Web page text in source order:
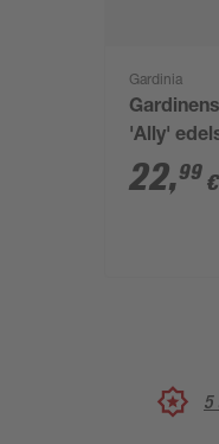
Gardinia
'Ally'
läufig 200
22,99 €
5